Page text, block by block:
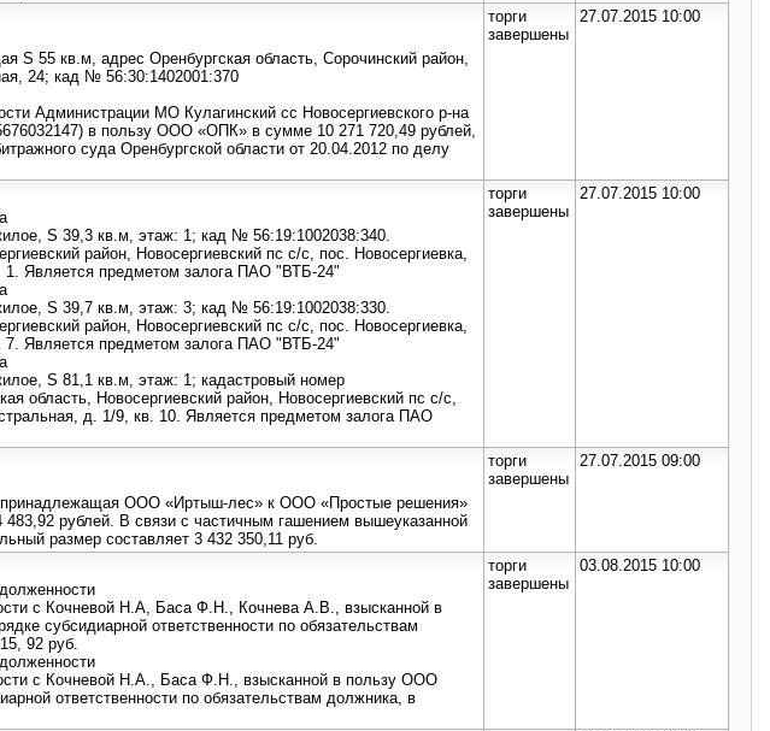
S 55 кв.м, адрес Оренбургская область, Сорочинский район,
24; кад № 56:30:1402001:370
Администрации МО Кулагинский сс Новосергиевского р-на
в пользу ООО «ОПК» в сумме 10 271 720,49 рублей,
суда Оренбургской области от 20.04.2012 по делу
торги
завершены
27.07.2015 10:00
S 39,3 кв.м, этаж: 1; кад № 56:19:1002038:340.
район, Новосергиевский пс с/с, пос. Новосергиевка,
1. Является предметом залога ПАО "ВТБ-24"
S 39,7 кв.м, этаж: 3; кад № 56:19:1002038:330.
район, Новосергиевский пс с/с, пос. Новосергиевка,
7. Является предметом залога ПАО "ВТБ-24"
S 81,1 кв.м, этаж: 1; кадастровый номер
область, Новосергиевский район, Новосергиевский пс с/с,
д. 1/9, кв. 10. Является предметом залога ПАО
торги
завершены
27.07.2015 10:00
принадлежащая ООО «Иртыш-лес» к ООО «Простые решения»
483,92 рублей. В связи с частичным гашением вышеуказанной
размер составляет 3 432 350,11 руб.
торги
завершены
27.07.2015 09:00
с Кочневой Н.А, Баса Ф.Н., Кочнева А.В., взысканной в
субсидиарной ответственности по обязательствам
92 руб.
с Кочневой Н.А., Баса Ф.Н., взысканной в пользу ООО
ответственности по обязательствам должника, в
торги
завершены
03.08.2015 10:00